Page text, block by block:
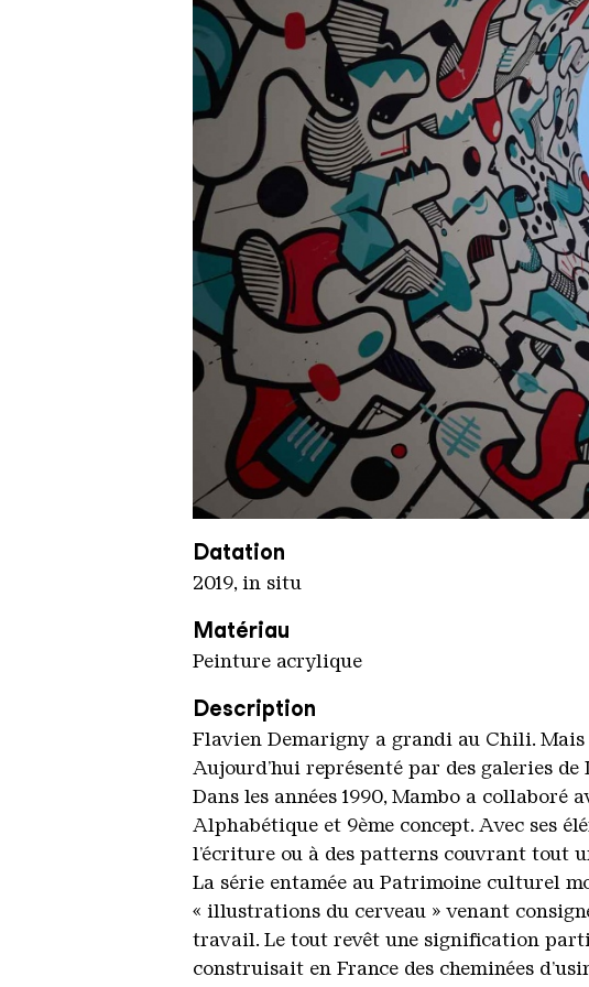
Mambo
Copyright: Weltkulturerbe Völklinger
Datation
2019, in situ
Matériau
Peinture acrylique
Description
Flavien Demarigny a grandi au Chili. Mais
Aujourd’hui représenté par des galeries
Dans les années 1990, Mambo a
Alphabétique et 9ème concept. Avec ses
l’écriture ou à des patterns couvrant tout
La série entamée au Patrimoine culturel
« illustrations du cerveau » venant
travail. Le tout revêt une signification
construisait en France des cheminées